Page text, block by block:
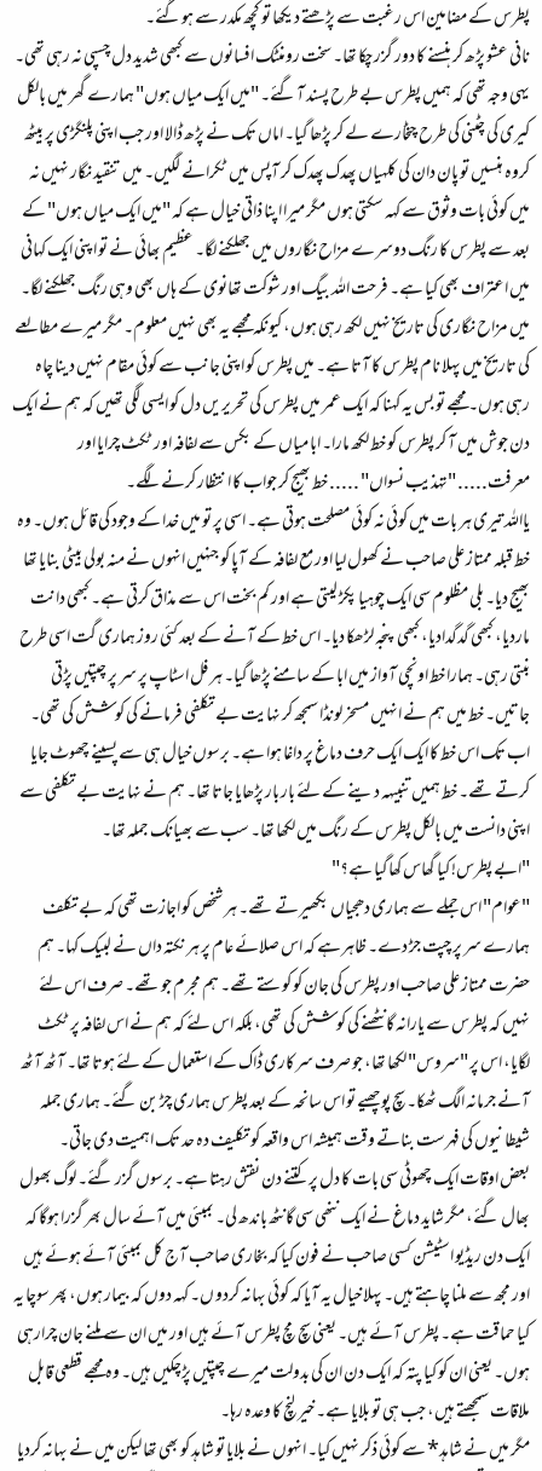
پطرس کے مضامین اس رغبت سے پڑھتے دیکھا تو کچھ مکدر سے ہوگئے۔
نانی عشو پڑھ کر ہنسنے کا دور گزر چکا تھا۔ سخت رومنٹک افسانوں سے کبھی شدید دل چسپی نہ رہی تھی۔
یہی وجہ تھی کہ ہمیں پطرس بے طرح پسند آگئے۔ "میں ایک میاں ہوں" ہمارے گھر میں بالکل
کیری کی چٹنی کی طرح چٹخارے لے کر پڑھا گیا۔ اماں تک نے پڑھ ڈالا اور جب اپنی پلنگڑی پر بیٹھ
کروہ ہنسیں تو پان دان کی کلہیاں پھدک پھدک کر آپس میں ٹکرانے لگیں۔ میں تنقید نگار نہیں نہ
میں کوئی بات وثوق سے کہہ سکتی ہوں مگر میرا اپنا ذاتی خیال ہے کہ "میں ایک میاں ہوں" کے
بعد سے پطرس کا رنگ دوسرے مزاح نگاروں میں جھلکنے لگا۔ عظیم بھائی نے تو اپنی ایک کہانی
میں اعتراف بھی کیا ہے۔ فرحت الله بیگ اور شوکت تھانوی کے ہاں بھی وہی رنگ جھلکنے لگا۔
میں مزاح نگاری کی تاریخ نہیں لکھ رہی ہوں، کیونکہ مجھے یہ بھی نہیں معلوم۔ مگر میرے مطالعے
کی تاریخ میں پہلا نام پطرس کا آتا ہے۔ میں پطرس کو اپنی جانب سے کوئی مقام نہیں دینا چاہ
رہی ہوں۔ مجھے تو بس یہ کہنا کہ ایک عمر میں پطرس کی تحریریں دل کو ایسی لگی تھیں کہ ہم نے ایک
دن جوش میں آ کر پطرس کو خط لکھ مارا۔ ابا میاں کے بکس سے لفافہ اور ٹکٹ چرایا اور
معرفت..... "تہذیب نسواں" ..... خط بھیج کر جواب کا انتظار کرنے لگے۔
یاالله تیری ہر بات میں کوئی نہ کوئی مصلحت ہوتی ہے۔ اسی پر تو میں خدا کے وجود کی قائل ہوں۔ وہ
خط قبلہ ممتاز علی صاحب نے کھول لیا اور مع لفافہ کے آپا کو جنہیں انہوں نے منہ بولی بیٹی بنایا تھا
بھیج دیا۔ بلی مظلوم سی ایک چوہیا پکڑ لیتی ہے اور کم بخت اس سے مذاق کرتی ہے۔ کبھی دانت
ماردیا، کبھی گدگدادیا، کبھی پنجہ لڑھکا دیا۔ اس خط کے آنے کے بعد کئی روز ہماری گت اسی طرح
بنتی رہی۔ ہمارا خط اونچی آواز میں ابا کے سامنے پڑھا گیا۔ ہر فل اسٹاپ پر سر پر چپتیں پڑتی
جاتیں۔ خط میں ہم نے انہیں مسخر لونڈا سمجھ کر نہایت بے تکلفی فرمانے کی کوشش کی تھی۔
اب تک اس خط کا ایک ایک حرف دماغ پر داغا ہوا ہے۔ برسوں خیال ہی سے پسینے چھوٹ جایا
کرتے تھے۔ خط ہمیں تنبیہہ دینے کے لئے بار بار پڑھایا جاتا تھا۔ ہم نے نہایت بے تکلفی سے
اپنی دانست میں بالکل پطرس کے رنگ میں لکھا تھا۔ سب سے بھیانک جملہ تھا۔
"ابے پطرس! کیا گھاس کھاگیا ہے؟"
"عوام" اس جملے سے ہماری دھجیاں بکھیرتے تھے۔ ہر شخص کو اجازت تھی کہ بے تکلف
ہمارے سر پر چپت جڑ دے۔ ظاہرہے کہ اس صلائے عام پر ہرنکتہ داں نے لبیک کہا۔ ہم
حضرت ممتاز علی صاحب اور پطرس کی جان کو کوستے تھے۔ ہم مجرم جو تھے۔ صرف اس لئے
نہیں کہ پطرس سے یارانہ گانٹھنے کی کوشش کی تھی، بلکہ اس لئے کہ ہم نے اس لفافہ پر ٹکٹ
لگایا، اس پر "سروس" لکھا تھا، جو صرف سرکاری ڈاک کے استعمال کے لئے ہوتا تھا۔ آٹھ آٹھ
آنے جرمانہ الگ ٹھکا۔ سچ پوچھیے تو اس سانحہ کے بعد پطرس ہماری چڑ بن گئے۔ ہماری جملہ
شیطانیوں کی فہرست بناتے وقت ہمیشہ اس واقعہ کو تکلیف دہ حد تک اہمیت دی جاتی۔
بعض اوقات ایک چھوٹی سی بات کا دل پر کتنے دن نقش رہتا ہے۔ برسوں گزر گئے۔ لوگ بھول
بھال گئے، مگر شاید دماغ نے ایک ننھی سی گانٹھ باندھ لی۔ بمبئی میں آئے سال بھر گزرا ہوگا کہ
ایک دن ریڈیو اسٹیشن کسی صاحب نے فون کیا کہ بخاری صاحب آج کل بمبئی آئے ہوئے ہیں
اور مجھ سے ملنا چاہتے ہیں۔ پہلا خیال یہ آیا کہ کوئی بہانہ کردو ں۔ کہہ دوں کہ بیمار ہوں، پھر سوچا یہ
کیا حماقت ہے۔ پطرس آئے ہیں۔ یعنی سچ مچ پطرس آئے ہیں اور میں ان سے ملنے جان چرارہی
ہوں۔ یعنی ان کو کیا پتہ کہ ایک دن ان کی بدولت میرے چپتیں پڑچکیں ہیں۔ وہ مجھے قطعی قابل
ملاقات سمجھتے ہیں، جب ہی تو بلایا ہے۔ خیر لنچ کا وعدہ رہا۔
مگر میں نے شاہد* سے کوئی ذکر نہیں کیا۔ انہوں نے بلایا تو شاہد کو بھی تھا لیکن میں نے بہانہ کردیا